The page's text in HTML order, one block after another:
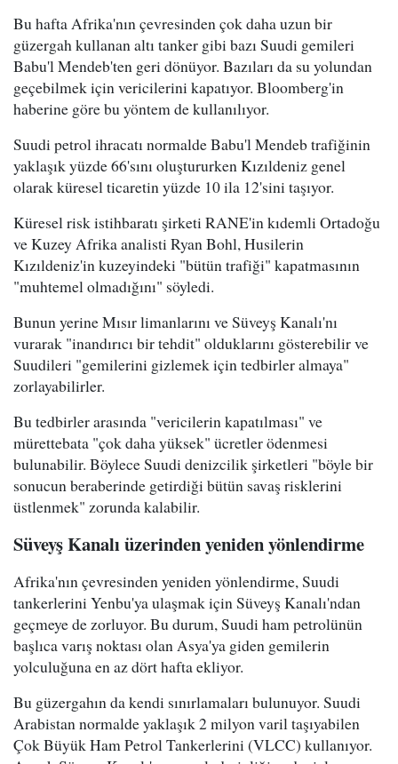
Bu hafta Afrika'nın çevresinden çok daha uzun bir
güzergah kullanan altı tanker gibi bazı Suudi gemileri
Babu'l Mendeb'ten geri dönüyor. Bazıları da su yolundan
geçebilmek için vericilerini kapatıyor. Bloomberg'in
haberine göre bu yöntem de kullanılıyor.
Suudi petrol ihracatı normalde Babu'l Mendeb trafiğinin
yaklaşık yüzde 66'sını oluştururken Kızıldeniz genel
olarak küresel ticaretin yüzde 10 ila 12'sini taşıyor.
Küresel risk istihbaratı şirketi RANE'in kıdemli Ortadoğu
ve Kuzey Afrika analisti Ryan Bohl, Husilerin
Kızıldeniz'in kuzeyindeki "bütün trafiği" kapatmasının
"muhtemel olmadığını" söyledi.
Bunun yerine Mısır limanlarını ve Süveyş Kanalı'nı
vurarak "inandırıcı bir tehdit" olduklarını gösterebilir ve
Suudileri "gemilerini gizlemek için tedbirler almaya"
zorlayabilirler.
Bu tedbirler arasında "vericilerin kapatılması" ve
mürettebata "çok daha yüksek" ücretler ödenmesi
bulunabilir. Böylece Suudi denizcilik şirketleri "böyle bir
sonucun beraberinde getirdiği bütün savaş risklerini
üstlenmek" zorunda kalabilir.
Süveyş Kanalı üzerinden yeniden yönlendirme
Afrika'nın çevresinden yeniden yönlendirme, Suudi
tankerlerini Yenbu'ya ulaşmak için Süveyş Kanalı'ndan
geçmeye de zorluyor. Bu durum, Suudi ham petrolünün
başlıca varış noktası olan Asya'ya giden gemilerin
yolculuğuna en az dört hafta ekliyor.
Bu güzergahın da kendi sınırlamaları bulunuyor. Suudi
Arabistan normalde yaklaşık 2 milyon varil taşıyabilen
Çok Büyük Ham Petrol Tankerlerini (VLCC) kullanıyor.